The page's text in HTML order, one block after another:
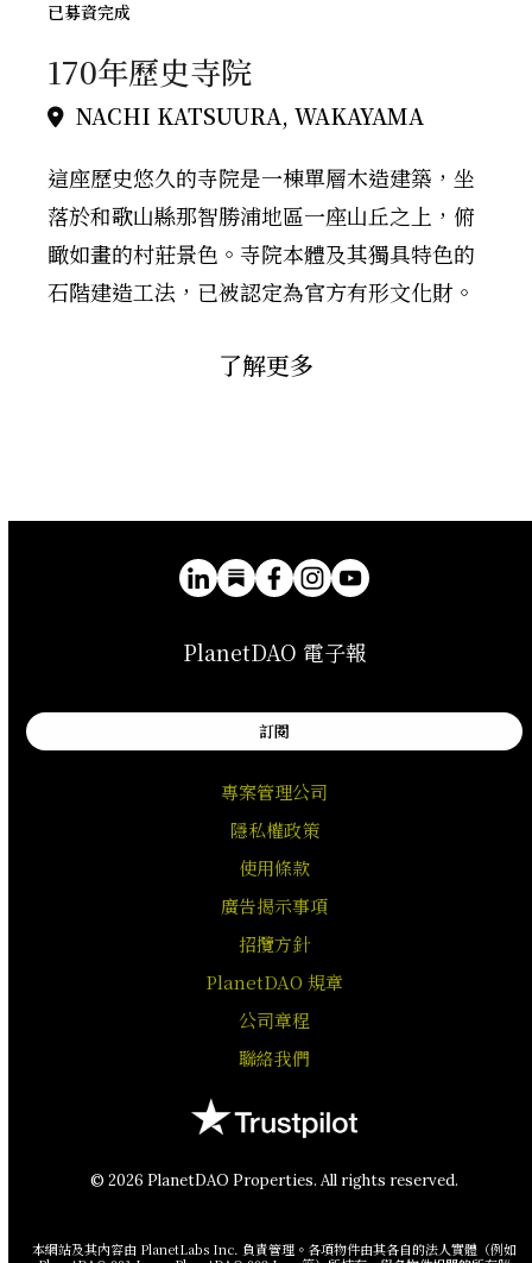
已募資完成
170年歷史寺院
NACHI KATSUURA, WAKAYAMA
這座歷史悠久的寺院是一棟單層木造建築，坐
落於和歌山縣那智勝浦地區一座山丘之上，俯
瞰如畫的村莊景色。寺院本體及其獨具特色的
石階建造工法，已被認定為官方有形文化財。
了解更多
PlanetDAO 電子報
訂閱
專案管理公司
隱私權政策
使用條款
廣告揭示事項
招攬方針
PlanetDAO 規章
公司章程
聯絡我們
© 2026 PlanetDAO Properties. All rights reserved.
本網站及其內容由 PlanetLabs Inc. 負責管理。各項物件由其各自的法人實體（例如